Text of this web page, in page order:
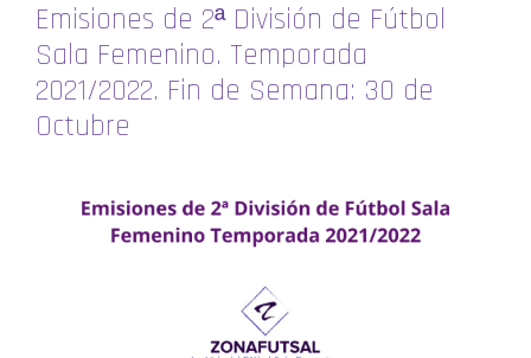
Emisiones de 2ª División de Fútbol
Sala Femenino. Temporada
2021/2022. Fin de Semana: 30 de
Octubre